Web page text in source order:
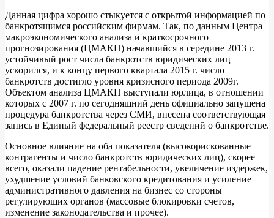
Данная цифра хорошо стыкуется с открытой информацией по
банкротящимся российским фирмам. Так, по данным Центра
макроэкономического анализа и краткосрочного
прогнозирования (ЦМАКП) начавшийся в середине 2013 г.
устойчивый рост числа банкротств юридических лиц
ускорился, и к концу первого квартала 2015 г. число
банкротств достигло уровня кризисного периода 2009г.
Объектом анализа ЦМАКП выступали юрлица, в отношении
которых с 2007 г. по сегодняшний день официально запущена
процедура банкротства через СМИ, внесена соответствующая
запись в Единый федеральный реестр сведений о банкротстве.
Основное влияние на оба показателя (высокорискованные
контрагенты и число банкротств юридических лиц), скорее
всего, оказали падение рентабельности, увеличение издержек,
ухудшение условий банковского кредитования и усиление
административного давления на бизнес со стороны
регулирующих органов (массовые блокировки счетов,
изменение законодательства и прочее).